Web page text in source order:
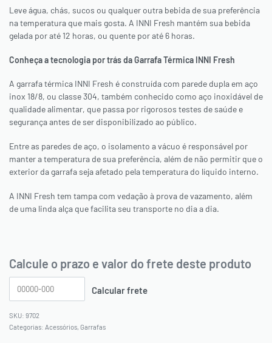
Leve água, chás, sucos ou qualquer outra bebida de sua preferência
na temperatura que mais gosta. A INNI Fresh mantém sua bebida
gelada por até 12 horas, ou quente por até 6 horas.
Conheça a tecnologia por trás da Garrafa Térmica INNI Fresh
A garrafa térmica INNI Fresh é construída com parede dupla em aço
inox 18/8, ou classe 304, também conhecido como aço inoxidável de
qualidade alimentar, que passa por rigorosos testes de saúde e
segurança antes de ser disponibilizado ao público.
Entre as paredes de aço, o isolamento a vácuo é responsável por
manter a temperatura de sua preferência, além de não permitir que o
exterior da garrafa seja afetado pela temperatura do líquido interno.
A INNI Fresh tem tampa com vedação à prova de vazamento, além
de uma linda alça que facilita seu transporte no dia a dia.
Calcule o prazo e valor do frete deste produto
9702
Categorias: Acessórios, Garrafas